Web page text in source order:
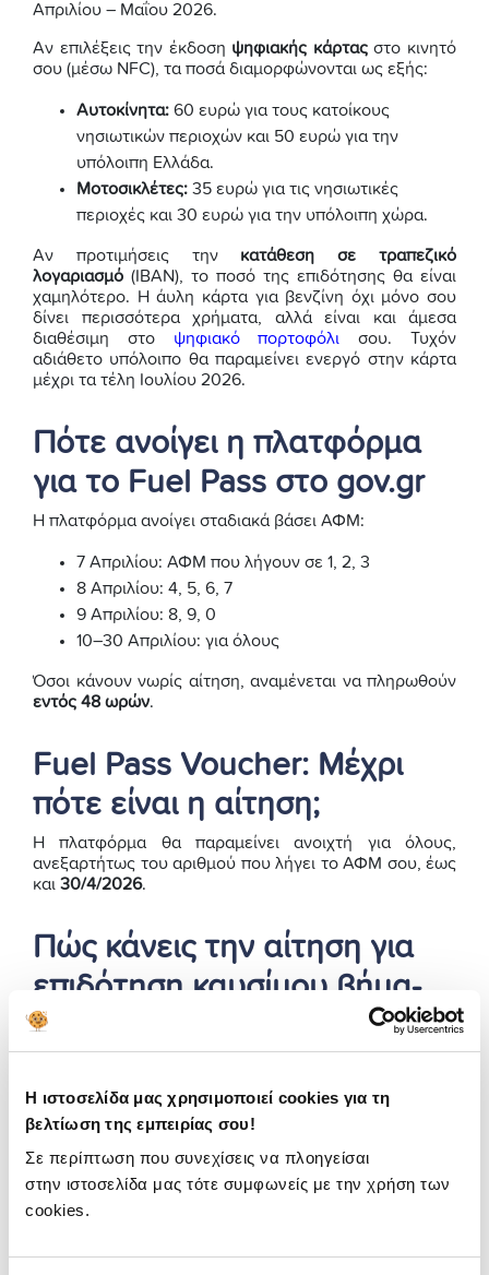
Η ιστοσελίδα μας χρησιμοποιεί cookies για τη
βελτίωση της εμπειρίας σου!
Σε περίπτωση που συνεχίσεις να πλοηγείσαι
στην ιστοσελίδα μας τότε συμφωνείς με την χρήση των
cookies.
Απριλίου – Μαΐου 2026.
Αν επιλέξεις την έκδοση ψηφιακής κάρταςστο κινητό
σου (μέσω NFC), τα ποσά διαμορφώνονται ως εξής:
Αυτοκίνητα: 60 ευρώ για τους κατοίκους
νησιωτικών περιοχών και 50 ευρώ για την
υπόλοιπη Ελλάδα.
Μοτοσικλέτες: 35 ευρώ για τις νησιωτικές
περιοχές και 30 ευρώ για την υπόλοιπη χώρα.
Αν προτιμήσεις την κατάθεση σε τραπεζικό
λογαριασμό (IBAN), το ποσό της επιδότησης θα είναι
χαμηλότερο. Η άυλη κάρτα για βενζίνη όχι μόνο σου
δίνει περισσότερα χρήματα, αλλά είναι και άμεσα
διαθέσιμη στο ψηφιακό πορτοφόλι σου. Τυχόν
αδιάθετο υπόλοιπο θα παραμείνει ενεργό στην κάρτα
μέχρι τα τέλη Ιουλίου 2026.
Πότε ανοίγει η πλατφόρμα
για το Fuel Pass στο gov.gr
Η πλατφόρμα ανοίγει σταδιακά βάσει ΑΦΜ:
7 Απριλίου: ΑΦΜ που λήγουν σε 1, 2, 3
8 Απριλίου: 4, 5, 6, 7
9 Απριλίου: 8, 9, 0
10–30 Απριλίου: για όλους
Όσοι κάνουν νωρίς αίτηση, αναμένεται να πληρωθούν
εντός 48 ωρών.
Fuel Pass Voucher: Μέχρι
πότε είναι η αίτηση;
Η πλατφόρμα θα παραμείνει ανοιχτή για όλους,
ανεξαρτήτως του αριθμού που λήγει το ΑΦΜ σου, έως
και 30/4/2026.
Πώς κάνεις την αίτηση για
επιδότηση καυσίμου βήμα-
βήμα
Κάνεις login με TaxisNet
Επιβεβαιώνεις τα στοιχεία σου (SMS)
Επιλέγεις όχημα
Διαλέγεις τρόπο πληρωμής (ψηφιακή κάρτα ή
IBAN)